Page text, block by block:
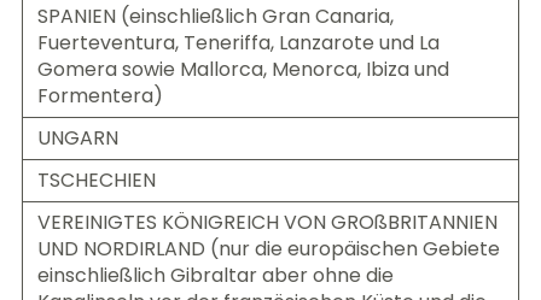
SPANIEN (einschließlich Gran Canaria,
Fuerteventura, Teneriffa, Lanzarote und La
Gomera sowie Mallorca, Menorca, Ibiza und
Formentera)
UNGARN
TSCHECHIEN
VEREINIGTES KÖNIGREICH VON GROßBRITANNIEN
UND NORDIRLAND (nur die europäischen Gebiete
einschließlich Gibraltar aber ohne die